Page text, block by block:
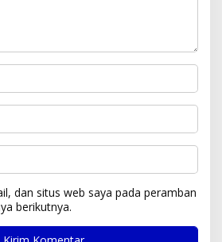
dan situs web saya pada peramban
berikutnya.